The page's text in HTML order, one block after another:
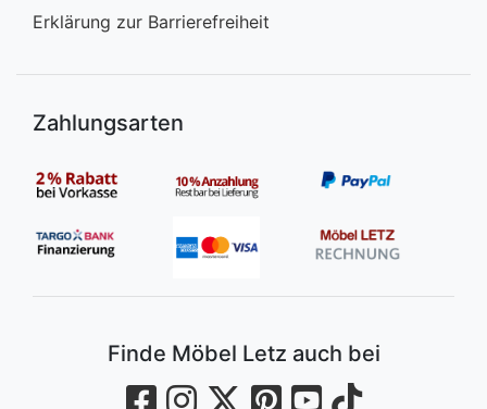
Erklärung zur Barrierefreiheit
Zahlungsarten
Finde Möbel Letz auch bei